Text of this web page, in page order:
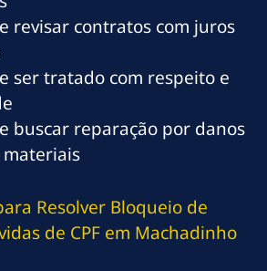
revisar contratos com juros
ser tratado com respeito e
buscar reparação por danos
Resolver Bloqueio de
de CPF em Machadinho